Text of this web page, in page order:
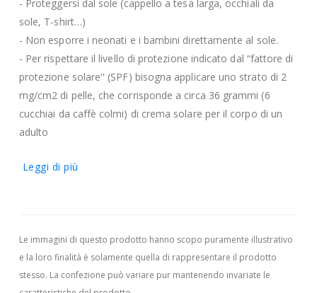
- Proteggersi dal sole (cappello a tesa larga, occhiali da
sole, T-shirt…)
- Non esporre i neonati e i bambini direttamente al sole.
- Per rispettare il livello di protezione indicato dal “fattore di
protezione solare'' (SPF) bisogna applicare uno strato di 2
mg/cm2 di pelle, che corrisponde a circa 36 grammi (6
cucchiai da caffè colmi) di crema solare per il corpo di un
adulto
Leggi di più
Le immagini di questo prodotto hanno scopo puramente illustrativo
e la loro finalità è solamente quella di rappresentare il prodotto
stesso. La confezione può variare pur mantenendo invariate le